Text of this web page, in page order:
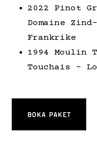
2022 Pinot
Domaine
Frankrike
1994 Moulin
Touchais –
BOKA PAKET